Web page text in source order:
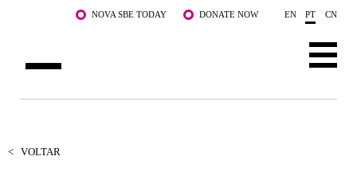
Saltar para o conteúdo principalNOVA SBE TODAY DONATE NOW EN PT CN
< VOLTAR